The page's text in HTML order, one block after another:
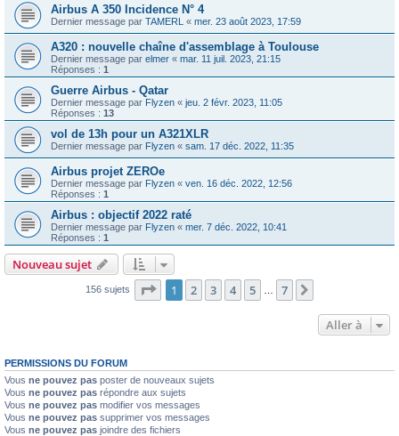
Airbus A 350 Incidence N° 4
Dernier message par TAMERL « mer. 23 août 2023, 17:59
A320 : nouvelle chaîne d'assemblage à Toulouse
Dernier message par elmer « mar. 11 juil. 2023, 21:15
Réponses : 1
Guerre Airbus - Qatar
Dernier message par Flyzen « jeu. 2 févr. 2023, 11:05
Réponses : 13
vol de 13h pour un A321XLR
Dernier message par Flyzen « sam. 17 déc. 2022, 11:35
Airbus projet ZEROe
Dernier message par Flyzen « ven. 16 déc. 2022, 12:56
Réponses : 1
Airbus : objectif 2022 raté
Dernier message par Flyzen « mer. 7 déc. 2022, 10:41
Réponses : 1
Nouveau sujet
156 sujets Page 1sur7
1 2 3 4 5 7
Aller à
PERMISSIONS DU FORUM
Vous ne pouvez pas poster de nouveaux sujets
Vous ne pouvez pas répondre aux sujets
Vous ne pouvez pas modifier vos messages
Vous ne pouvez pas supprimer vos messages
Vous ne pouvez pas joindre des fichiers